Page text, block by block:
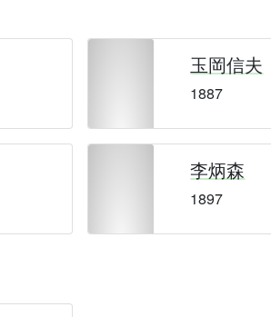
玉岡信夫
1887
李炳森
1897